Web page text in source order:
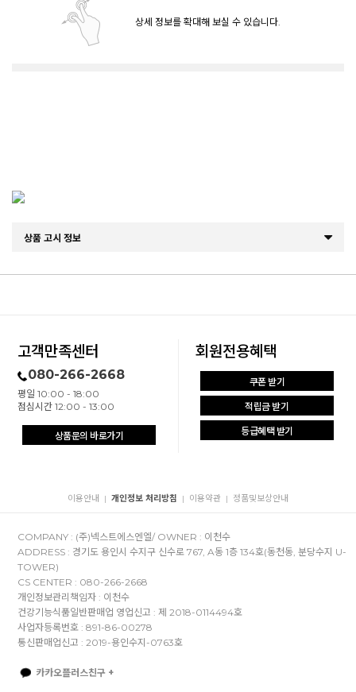
상세 정보를 확대해 보실 수 있습니다.
상품 고시 정보
고객만족센터
080-266-2668
평일 10:00 - 18:00
점심시간 12:00 - 13:00
상품문의 바로가기
회원전용혜택
쿠폰 받기
적립금 받기
등급혜택 받기
이용안내 | 개인정보 처리방침 | 이용약관 | 정품및보상안내
COMPANY : (주)넥스트에스엔엘/ OWNER : 이천수
ADDRESS : 경기도 용인시 수지구 신수로 767, A동 1층 134호(동천동, 분당수지 U-
TOWER)
CS CENTER : 080-266-2668
개인정보관리책임자 : 이천수
건강기능식품일반판매업 영업신고 : 제 2018-0114494호
사업자등록번호 : 891-86-00278
통신판매업신고 : 2019-용인수지-0763호
카카오플러스친구 +